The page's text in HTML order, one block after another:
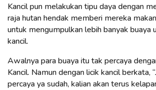
Kancil pun melakukan tipu daya dengan
raja hutan hendak memberi mereka
untuk mengumpulkan lebih banyak buaya
kancil.
Awalnya para buaya itu tak percaya
Kancil. Namun dengan licik kancil berkata,
percaya ya sudah, kalian akan terus